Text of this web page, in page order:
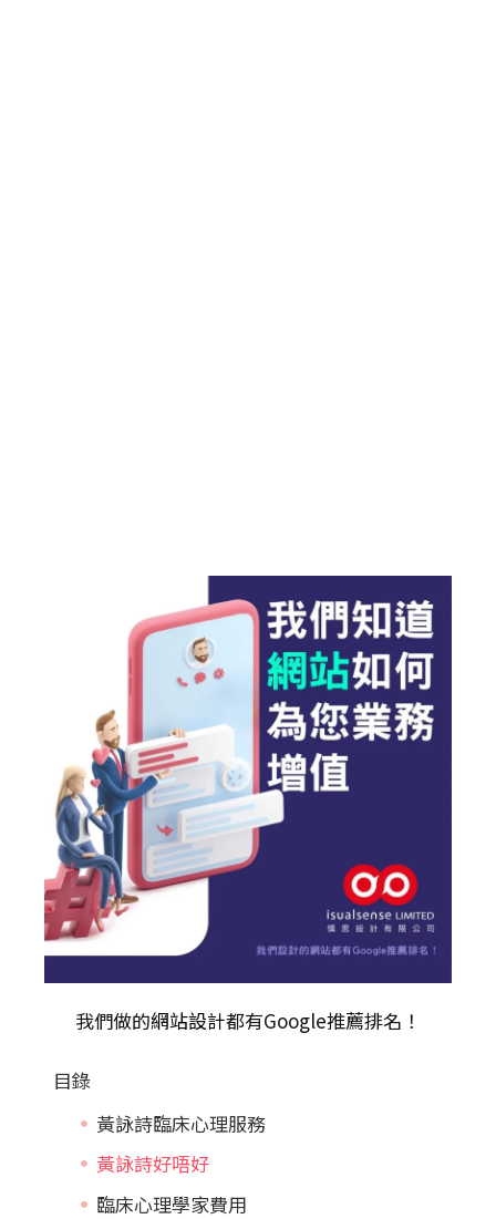
我們做的網站設計都有Google推薦排名！
目錄
黃詠詩臨床心理服務
黃詠詩好唔好
臨床心理學家費用